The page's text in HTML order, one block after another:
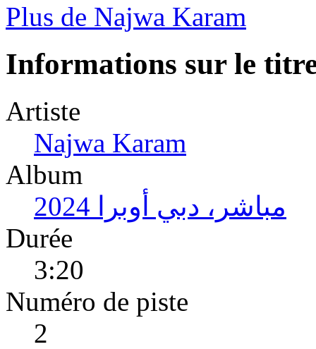
Plus de Najwa Karam
Informations sur le
Artiste
Najwa Karam
Album
مباشر، دبي أوبرا 2024
Durée
3:20
Numéro de piste
2